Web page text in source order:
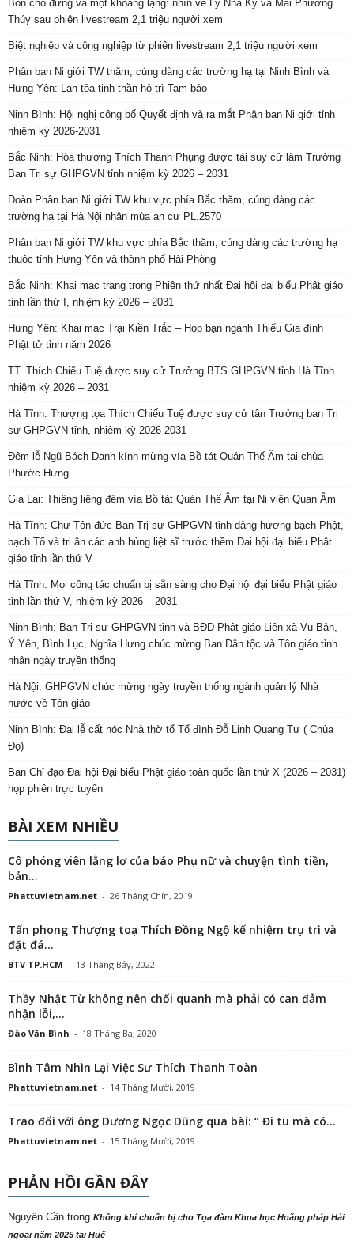
Bốn chỗ đứng và một khoảng lặng: nhìn về Lý Nhã Kỳ và Mai Phương
Thúy sau phiên livestream 2,1 triệu người xem
Biệt nghiệp và cộng nghiệp từ phiên livestream 2,1 triệu người xem
Phân ban Ni giới TW thăm, cúng dàng các trường hạ tại Ninh Bình và
Hưng Yên: Lan tỏa tinh thần hộ trì Tam bảo
Ninh Bình: Hội nghị công bố Quyết định và ra mắt Phân ban Ni giới tỉnh
nhiệm kỳ 2026-2031
Bắc Ninh: Hòa thượng Thích Thanh Phụng được tái suy cử làm Trưởng
Ban Trị sự GHPGVN tỉnh nhiệm kỳ 2026 – 2031
Đoàn Phân ban Ni giới TW khu vực phía Bắc thăm, cúng dàng các
trường hạ tại Hà Nội nhân mùa an cư PL.2570
Phân ban Ni giới TW khu vực phía Bắc thăm, cúng dàng các trường hạ
thuộc tỉnh Hưng Yên và thành phố Hải Phòng
Bắc Ninh: Khai mạc trang trọng Phiên thứ nhất Đại hội đại biểu Phật giáo
tỉnh lần thứ I, nhiệm kỳ 2026 – 2031
Hưng Yên: Khai mạc Trại Kiền Trắc – Họp bạn ngành Thiếu Gia đình
Phật tử tỉnh năm 2026
TT. Thích Chiếu Tuệ được suy cử Trưởng BTS GHPGVN tỉnh Hà Tĩnh
nhiệm kỳ 2026 – 2031
Hà Tĩnh: Thượng tọa Thích Chiếu Tuệ được suy cử tân Trưởng ban Trị
sự GHPGVN tỉnh, nhiệm kỳ 2026-2031
Đêm lễ Ngũ Bách Danh kính mừng vía Bồ tát Quán Thế Âm tại chùa
Phước Hưng
Gia Lai: Thiêng liêng đêm vía Bồ tát Quán Thế Âm tại Ni viện Quan Âm
Hà Tĩnh: Chư Tôn đức Ban Trị sự GHPGVN tỉnh dâng hương bạch Phật,
bạch Tổ và tri ân các anh hùng liệt sĩ trước thềm Đại hội đại biểu Phật
giáo tỉnh lần thứ V
Hà Tĩnh: Mọi công tác chuẩn bị sẵn sàng cho Đại hội đại biểu Phật giáo
tỉnh lần thứ V, nhiệm kỳ 2026 – 2031
Ninh Bình: Ban Trị sự GHPGVN tỉnh và BĐD Phật giáo Liên xã Vụ Bản,
Ý Yên, Bình Lục, Nghĩa Hưng chúc mừng Ban Dân tộc và Tôn giáo tỉnh
nhân ngày truyền thống
Hà Nội: GHPGVN chúc mừng ngày truyền thống ngành quản lý Nhà
nước về Tôn giáo
Ninh Bình: Đại lễ cất nóc Nhà thờ tổ Tổ đình Đỗ Linh Quang Tự ( Chùa
Đọ)
Ban Chỉ đạo Đại hội Đại biểu Phật giáo toàn quốc lần thứ X (2026 – 2031)
họp phiên trực tuyến
BÀI XEM NHIỀU
Cô phóng viên lẳng lơ của báo Phụ nữ và chuyện tình tiền,
bản...
Phattuvietnam.net - 26 Tháng Chín, 2019
Tấn phong Thượng toạ Thích Đồng Ngộ kế nhiệm trụ trì và
đặt đá...
BTV TP.HCM - 13 Tháng Bảy, 2022
Thầy Nhật Từ không nên chối quanh mà phải có can đảm
nhận lỗi,...
Đào Văn Bình - 18 Tháng Ba, 2020
Bình Tâm Nhìn Lại Việc Sư Thích Thanh Toàn
Phattuvietnam.net - 14 Tháng Mười, 2019
Trao đổi với ông Dương Ngọc Dũng qua bài: “ Đi tu mà có...
Phattuvietnam.net - 15 Tháng Mười, 2019
PHẢN HỒI GẦN ĐÂY
Nguyên Cần trong Không khí chuẩn bị cho Tọa đàm Khoa học Hoằng pháp Hải
ngoại năm 2025 tại Huế